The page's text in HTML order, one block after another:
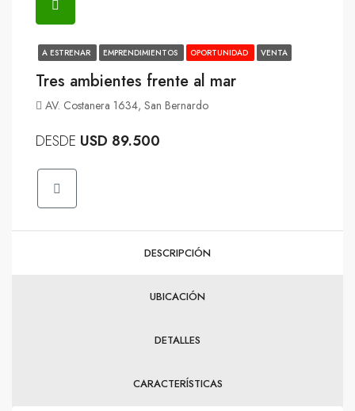
A ESTRENAR EMPRENDIMIENTOS OPORTUNIDAD VENTA
Tres ambientes frente al mar
AV. Costanera 1634, San Bernardo
DESDE USD 89.500
DESCRIPCIÓN
UBICACIÓN
DETALLES
CARACTERÍSTICAS